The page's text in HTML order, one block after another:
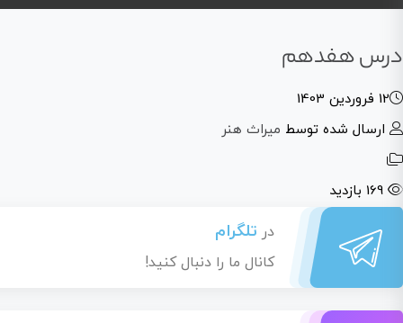
درس هفدهم
12 فروردین 1403
ارسال شده توسط میراث هنر
در تلگرام
کانال ما را دنبال کنید!